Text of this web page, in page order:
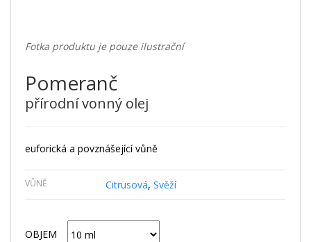
Fotka produktu je pouze ilustrační
Pomeranč
přírodní vonný olej
euforická a povznášející vůně
VŮNĚ Citrusová, Svěží
OBJEM